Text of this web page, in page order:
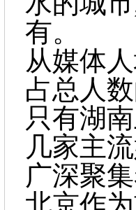
有。
从媒体
占总人
只有湖
几家主
广深聚